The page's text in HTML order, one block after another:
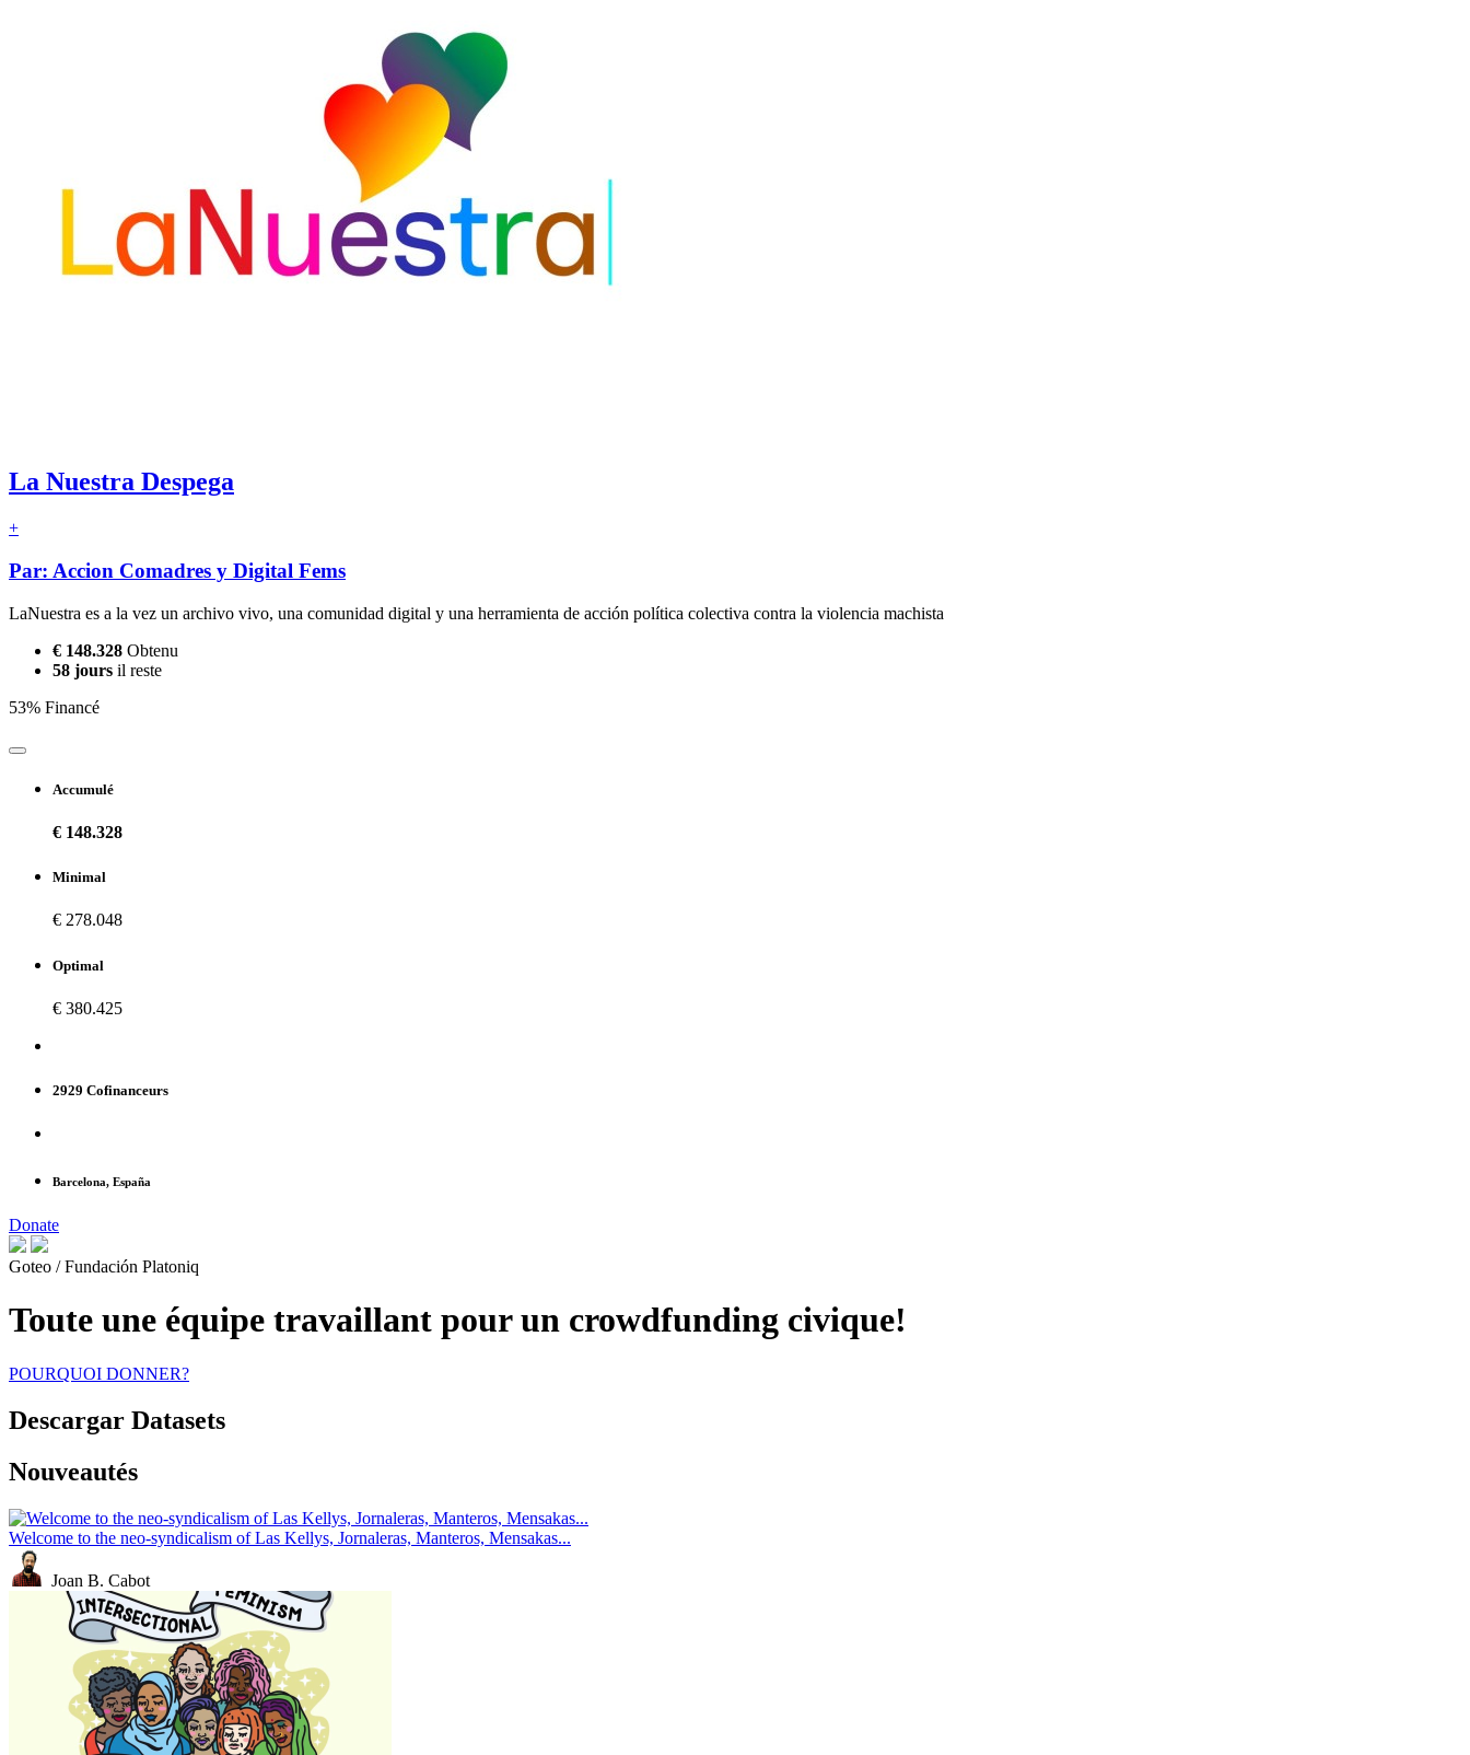
La Nuestra Despega
+
Par: Accion Comadres y Digital Fems
LaNuestra es a la vez un archivo vivo, una comunidad digital y una herramienta de acción política colectiva contra la violencia machista
€ 148.328 Obtenu
58 jours il reste
53% Financé
Accumulé
€ 148.328
Minimal
€ 278.048
Optimal
€ 380.425
2929 Cofinanceurs
Barcelona, España
Donate
Goteo / Fundación Platoniq
Toute une équipe travaillant pour un crowdfunding civique!
POURQUOI DONNER?
Descargar Datasets
Nouveautés
Welcome to the neo-syndicalism of Las Kellys, Jornaleras, Manteros, Mensakas...
Joan B. Cabot